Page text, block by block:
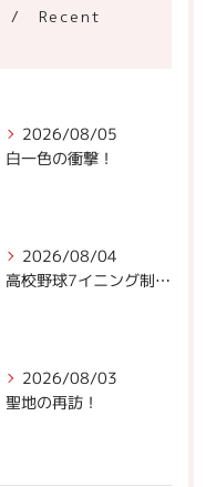
Recent
2026/08/05
白一色の衝撃！
2026/08/04
高校野球7イニング制への声。
2026/08/03
聖地の再訪！